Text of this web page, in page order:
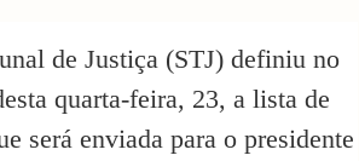
de Justiça (STJ) definiu no
quarta-feira, 23, a lista de
será enviada para o presidente